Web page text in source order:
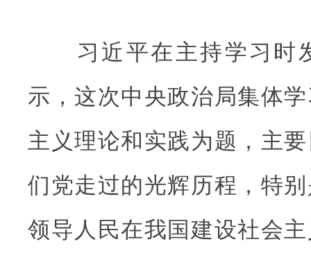
习近平在主持学习时
示，这次中央政治局集体
主义理论和实践为题，主
们党走过的光辉历程，特
领导人民在我国建设社会